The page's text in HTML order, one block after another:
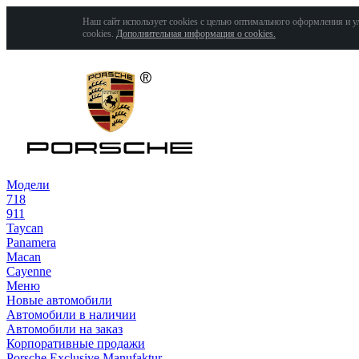
Наш сайт использует cookies с целью оптимального оформления и
cookies. Дополнительная информация о cookies.
Модели
718
911
Taycan
Panamera
Macan
Cayenne
Меню
Новые автомобили
Автомобили в наличии
Автомобили на заказ
Корпоративные продажи